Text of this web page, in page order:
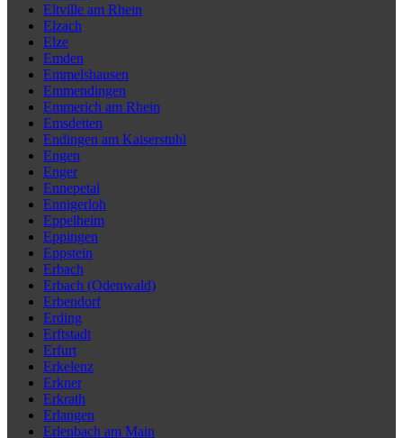
Eltville am Rhein
Elzach
Elze
Emden
Emmelshausen
Emmendingen
Emmerich am Rhein
Emsdetten
Endingen am Kaiserstuhl
Engen
Enger
Ennepetal
Ennigerloh
Eppelheim
Eppingen
Eppstein
Erbach
Erbach (Odenwald)
Erbendorf
Erding
Erftstadt
Erfurt
Erkelenz
Erkner
Erkrath
Erlangen
Erlenbach am Main